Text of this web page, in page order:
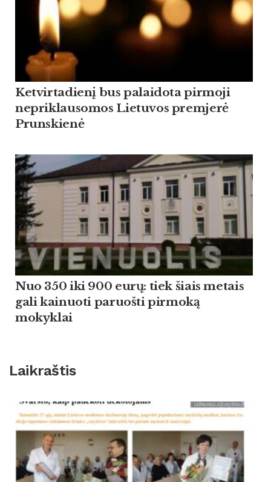
Ketvirtadienį bus palaidota pirmoji
nepriklausomos Lietuvos premjerė
Prunskienė
Nuo 350 iki 900 eurų: tiek šiais metais
gali kainuoti paruošti pirmoką
mokyklai
Laikraštis